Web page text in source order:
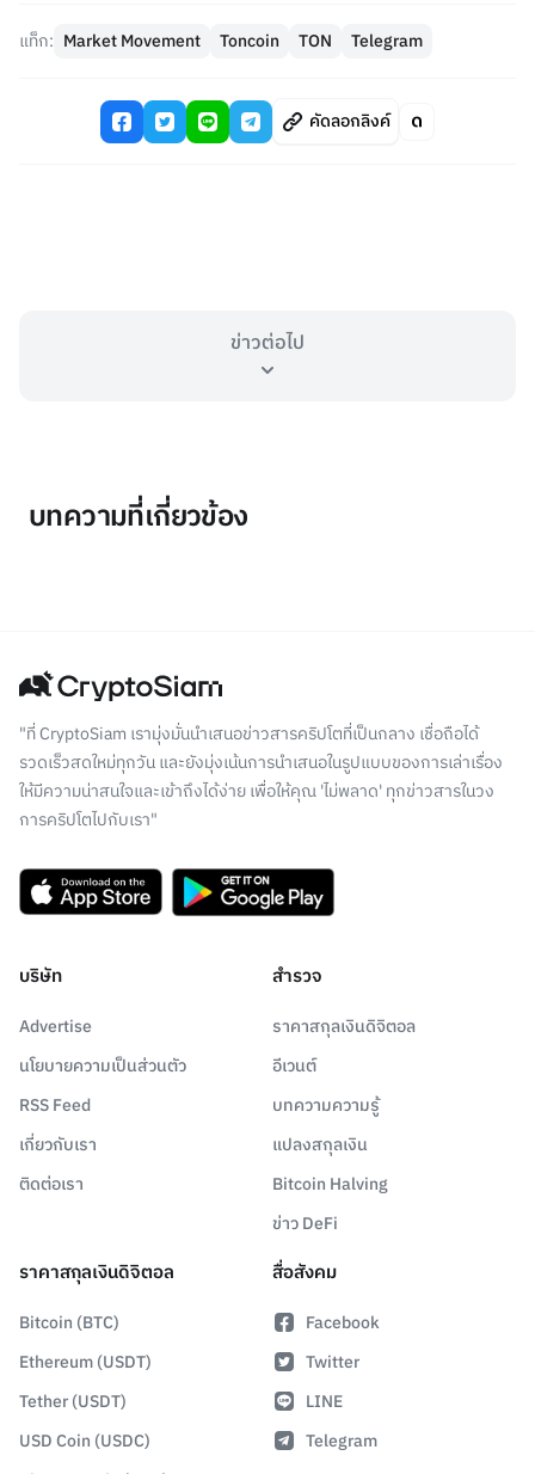
แท็ก: Market Movement Toncoin TON Telegram
คัดลอกลิงค์
ข่าวต่อไป
บทความที่เกี่ยวข้อง
"ที่ CryptoSiam เรามุ่งมั่นนำเสนอข่าวสารคริปโตที่เป็นกลาง เชื่อถือได้
รวดเร็วสดใหม่ทุกวัน และยังมุ่งเน้นการนำเสนอในรูปแบบของการเล่าเรื่อง
ให้มีความน่าสนใจและเข้าถึงได้ง่าย เพื่อให้คุณ 'ไม่พลาด' ทุกข่าวสารในวง
การคริปโตไปกับเรา"
บริษัท
Advertise
นโยบายความเป็นส่วนตัว
RSS Feed
เกี่ยวกับเรา
ติดต่อเรา
สำรวจ
ราคาสกุลเงินดิจิตอล
อีเวนต์
บทความความรู้
แปลงสกุลเงิน
Bitcoin Halving
ข่าว DeFi
ราคาสกุลเงินดิจิตอล
Bitcoin (BTC)
Ethereum (USDT)
Tether (USDT)
USD Coin (USDC)
สื่อสังคม
Facebook
Twitter
LINE
Telegram